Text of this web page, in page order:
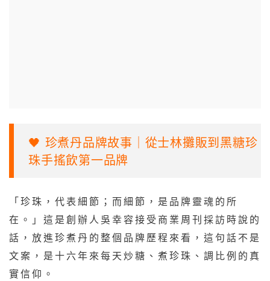
🖤 珍煮丹品牌故事｜從士林攤販到黑糖珍
珠手搖飲第一品牌
「珍珠，代表細節；而細節，是品牌靈魂的所
在。」這是創辦人吳幸容接受商業周刊採訪時說的
話，放進珍煮丹的整個品牌歷程來看，這句話不是
文案，是十六年來每天炒糖、煮珍珠、調比例的真
實信仰。